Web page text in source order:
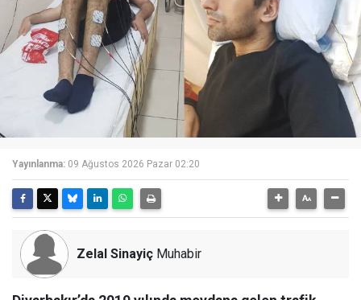
Yayınlanma: 09 Ağustos 2026 Pazar 02:20
Zelal Sinayiç Muhabir